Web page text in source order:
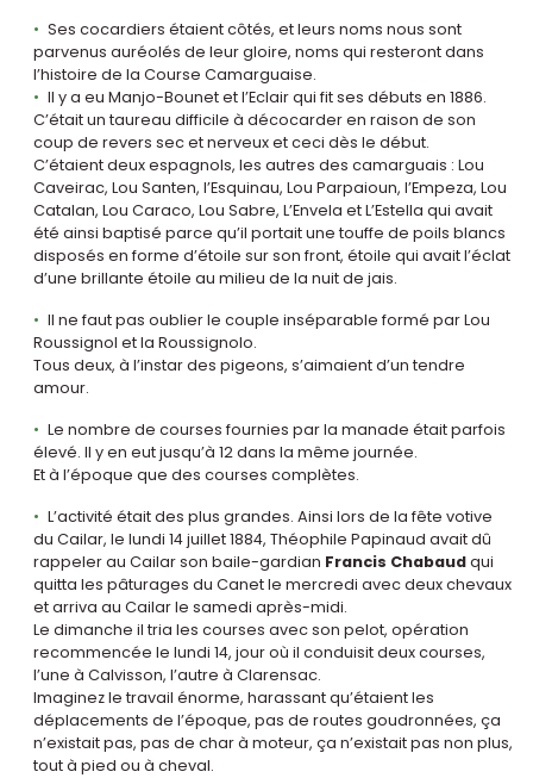
Ses cocardiers étaient côtés, et leurs noms nous sont
parvenus auréolés de leur gloire, noms qui resteront dans
l’histoire de la Course Camarguaise.
Il y a eu Manjo-Bounet et l’Eclair qui fit ses débuts en 1886.
C’était un taureau difficile à décocarder en raison de son
coup de revers sec et nerveux et ceci dès le début.
C’étaient deux espagnols, les autres des camarguais : Lou
Caveirac, Lou Santen, l’Esquinau, Lou Parpaioun, l’Empeza, Lou
Catalan, Lou Caraco, Lou Sabre, L’Envela et L’Estella qui avait
été ainsi baptisé parce qu’il portait une touffe de poils blancs
disposés en forme d’étoile sur son front, étoile qui avait l’éclat
d’une brillante étoile au milieu de la nuit de jais.
Il ne faut pas oublier le couple inséparable formé par Lou
Roussignol et la Roussignolo.
Tous deux, à l’instar des pigeons, s’aimaient d’un tendre
amour.
Le nombre de courses fournies par la manade était parfois
élevé. Il y en eut jusqu’à 12 dans la même journée.
Et à l’époque que des courses complètes.
L’activité était des plus grandes. Ainsi lors de la fête votive
du Cailar, le lundi 14 juillet 1884, Théophile Papinaud avait dû
rappeler au Cailar son baile-gardian Francis Chabaudqui
quitta les pâturages du Canet le mercredi avec deux chevaux
et arriva au Cailar le samedi après-midi.
Le dimanche il tria les courses avec son pelot, opération
recommencée le lundi 14, jour où il conduisit deux courses,
l’une à Calvisson, l’autre à Clarensac.
Imaginez le travail énorme, harassant qu’étaient les
déplacements de l’époque, pas de routes goudronnées, ça
n’existait pas, pas de char à moteur, ça n’existait pas non plus,
tout à pied ou à cheval.